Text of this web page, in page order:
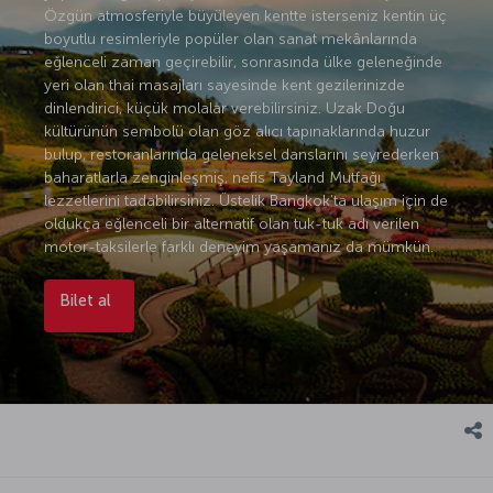
Özgün atmosferiyle büyüleyen kentte isterseniz kentin üç
boyutlu resimleriyle popüler olan sanat mekânlarında
eğlenceli zaman geçirebilir, sonrasında ülke geleneğinde
yeri olan thai masajları sayesinde kent gezilerinizde
dinlendirici, küçük molalar verebilirsiniz. Uzak Doğu
kültürünün sembolü olan göz alıcı tapınaklarında huzur
bulup, restoranlarında geleneksel danslarını seyrederken
baharatlarla zenginleşmiş, nefis Tayland Mutfağı
lezzetlerini tadabilirsiniz. Üstelik Bangkok’ta ulaşım için de
oldukça eğlenceli bir alternatif olan tuk-tuk adı verilen
motor-taksilerle farklı deneyim yaşamanız da mümkün.
Bilet al